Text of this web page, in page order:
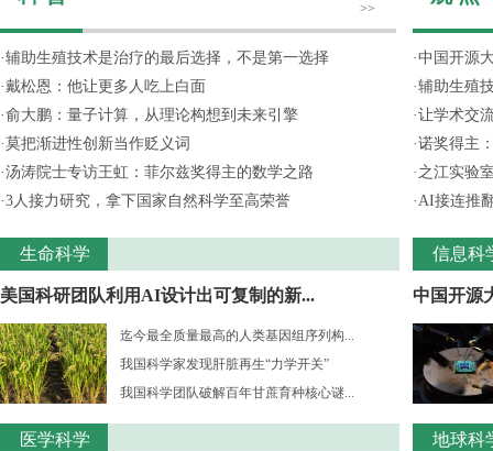
>>
·辅助生殖技术是治疗的最后选择，不是第一选择
·戴松恩：他让更多人吃上白面
·俞大鹏：量子计算，从理论构想到未来引擎
·莫把渐进性创新当作贬义词
·汤涛院士专访王虹：菲尔兹奖得主的数学之路
·3人接力研究，拿下国家自然科学至高荣誉
生命科学
美国科研团队利用AI设计出可复制的新...
迄今最全质量最高的人类基因组序列构...
我国科学家发现肝脏再生“力学开关”
我国科学团队破解百年甘蔗育种核心谜...
医学科学
·中国开源
·辅助生殖
·让学术交
·诺奖得主
· 之江实验
·AI接连推
信息科
中国开源
地球科